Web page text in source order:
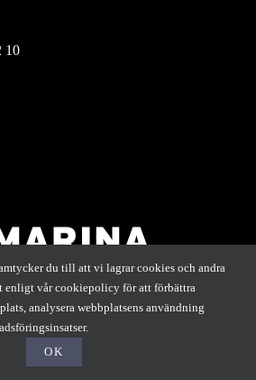
10
SF Marina Fastigheter AB 2023
du till att vi lagrar cookies och andra
enligt vår cookiepolicy för att förbättra
analysera webbplatsens användning
OK